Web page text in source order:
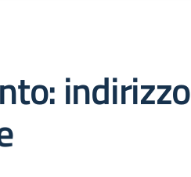
indirizzo